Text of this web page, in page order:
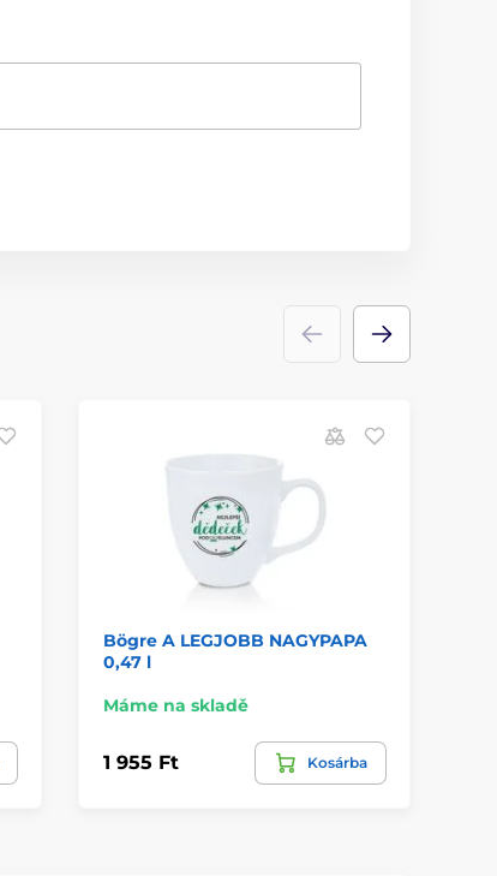
Bögre A LEGJOBB NAGYPAPA
0,47 l
Máme na skladě
1 955 Ft Kosárba